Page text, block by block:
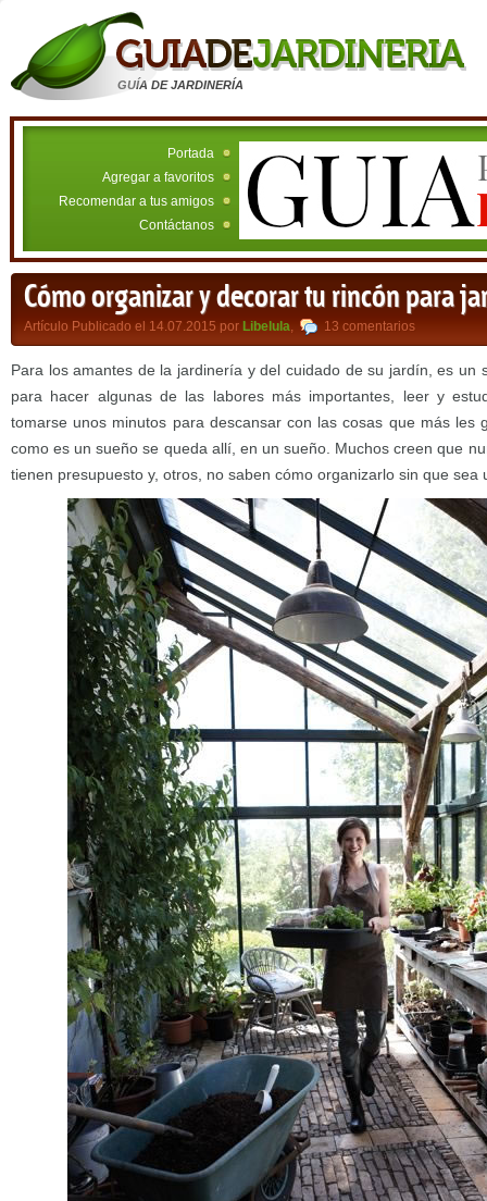
GUÍA DE JARDINERÍA
Portada
Agregar a favoritos
Recomendar a tus amigos
Contáctanos
Cómo organizar y decorar tu rincón para
Artículo Publicado el 14.07.2015 por Libelula, 13 comentarios
Para los amantes de la jardinería y del cuidado de su jardín, es un
para hacer algunas de las labores más importantes, leer y
tomarse unos minutos para descansar con las cosas que más les
como es un sueño se queda allí, en un sueño. Muchos creen que
tienen presupuesto y, otros, no saben cómo organizarlo sin que sea